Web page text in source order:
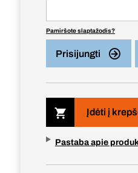
Pamiršote slaptažodis?
Prisijungti
Įdėti į
Pastaba apie